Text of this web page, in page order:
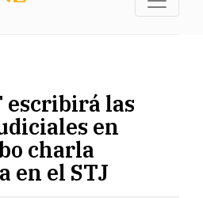
escribirá las
en
charla
en el STJ